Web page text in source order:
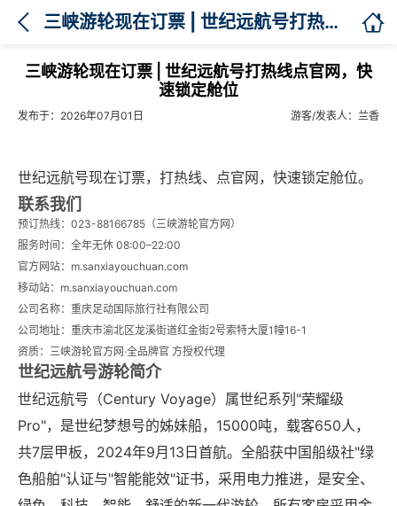
三峡游轮现在订票 | 世纪远航号打热线点官网，快速锁定舱位 
三峡游轮现在订票 | 世纪远航号打热线点官网，快
速锁定舱位
发布于：2026年07月01日 游客/发表人：兰香
世纪远航号现在订票，打热线、点官网，快速锁定舱位。
联系我们
预订热线：023-88166785（三峡游轮官方网）
服务时间：全年无休 08:00–22:00
官方网站：m.sanxiayouchuan.com
移动站：m.sanxiayouchuan.com
公司名称：重庆足动国际旅行社有限公司
公司地址：重庆市渝北区龙溪街道红金街2号索特大厦1幢16-1
资质：三峡游轮官方网·全品牌官 方授权代理
世纪远航号游轮简介
世纪远航号（Century Voyage）属世纪系列"荣耀级
Pro"，是世纪梦想号的姊妹船，15000吨，载客650人，
共7层甲板，2024年9月13日首航。全船获中国船级社"绿
色船舶"认证与"智能能效"证书，采用电力推进，是安全、